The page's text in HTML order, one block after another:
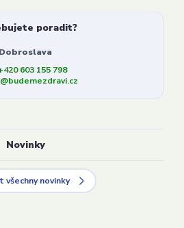
poradit?
Dobroslava
603 155 798
Novinky
všechny novinky